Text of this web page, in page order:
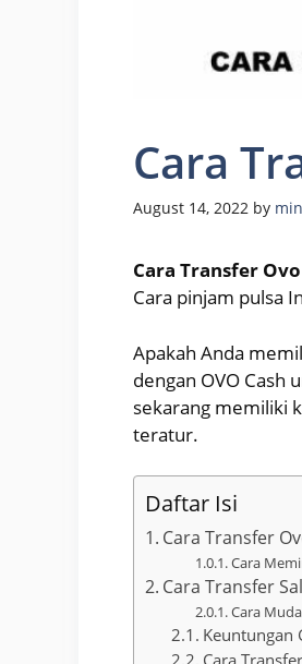
Cara
August 14, 2022 by
Cara Transfer
Cara pinjam pulsa
Apakah Anda
dengan OVO Cash
sekarang memiliki
teratur.
Daftar Isi
Cara Transfer
Cara
Cara Transfer
Cara
Keuntungan